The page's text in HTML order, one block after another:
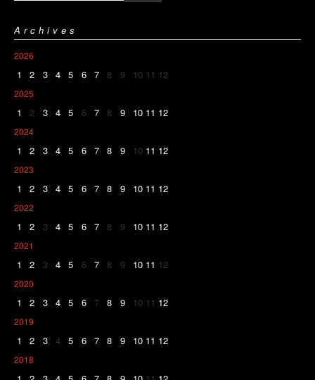
Archives
2026
1 2 3 4 5 6 7 8 9 10 11 12
2025
1 2 3 4 5 6 7 8 9 10 11 12
2024
1 2 3 4 5 6 7 8 9 10 11 12
2023
1 2 3 4 5 6 7 8 9 10 11 12
2022
1 2 3 4 5 6 7 8 9 10 11 12
2021
1 2 3 4 5 6 7 8 9 10 11 12
2020
1 2 3 4 5 6 7 8 9 10 11 12
2019
1 2 3 4 5 6 7 8 9 10 11 12
2018